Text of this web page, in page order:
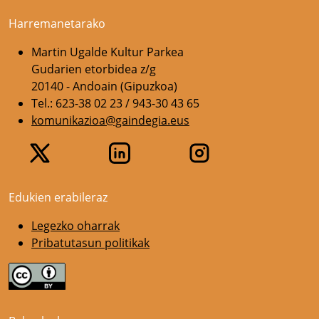
Harremanetarako
Martin Ugalde Kultur Parkea
Gudarien etorbidea z/g
20140 - Andoain (Gipuzkoa)
Tel.: 623-38 02 23 / 943-30 43 65
komunikazioa@gaindegia.eus
Edukien erabileraz
Legezko oharrak
Pribatutasun politikak